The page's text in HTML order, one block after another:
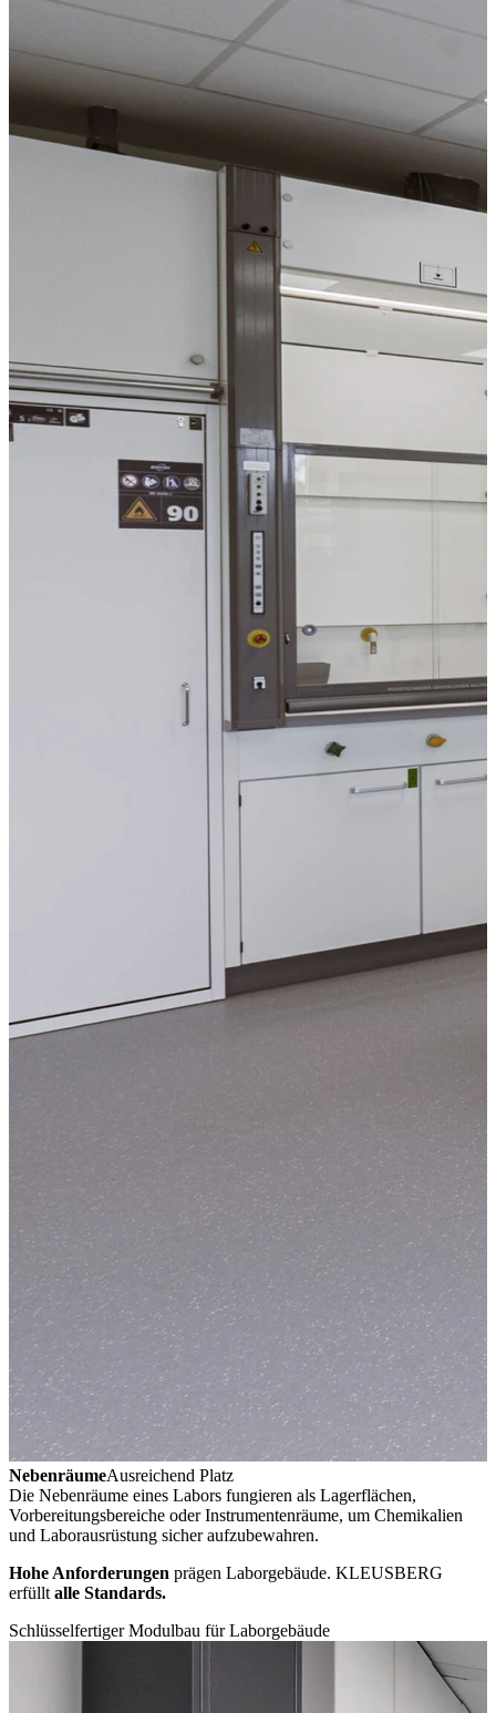
NebenräumeAusreichend Platz
Die Nebenräume eines Labors fungieren als Lagerflächen,
Vorbereitungsbereiche oder Instrumentenräume, um Chemikalien
und Laborausrüstung sicher aufzubewahren.
Hohe Anforderungen prägen Laborgebäude. KLEUSBERG
erfüllt alle Standards.
Schlüsselfertiger Modulbau für Laborgebäude